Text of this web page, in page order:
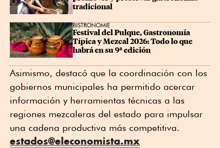
tradicional
BISTRONOMIE
Festival del Pulque, Gastronomía
Típica y Mezcal 2026: Todo lo que
habrá en su 9ª edición
Asimismo, destacó que la coordinación con los
gobiernos municipales ha permitido acercar
información y herramientas técnicas a las
regiones mezcaleras del estado para impulsar
una cadena productiva más competitiva.
estados@eleconomista.mx